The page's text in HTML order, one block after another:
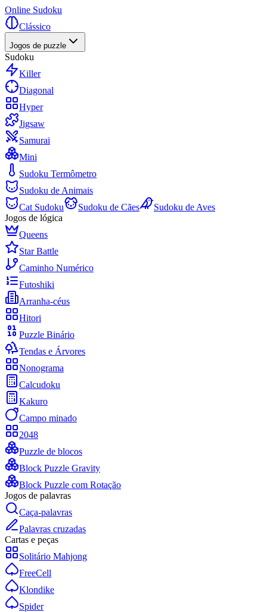
Online Sudoku
Clássico
Jogos de puzzle
Sudoku
Killer
Diagonal
Hyper
Jigsaw
Samurai
Mini
Sudoku Termômetro
Sudoku de Animais
Cat Sudoku
Sudoku de Cães
Sudoku de Aves
Jogos de lógica
Queens
Star Battle
Caminho Numérico
Futoshiki
Arranha-céus
Hitori
Puzzle Binário
Tendas e Árvores
Nonograma
Calcudoku
Kakuro
Campo minado
2048
Puzzle de blocos
Block Puzzle Gravity
Block Puzzle com Rotação
Jogos de palavras
Caça-palavras
Palavras cruzadas
Cartas e peças
Solitário Mahjong
FreeCell
Klondike
Spider